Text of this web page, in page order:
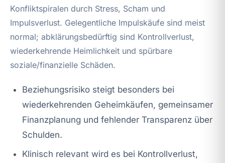
Konfliktspiralen durch Stress, Scham und
Impulsverlust. Gelegentliche Impulskäufe sind meist
normal; abklärungsbedürftig sind Kontrollverlust,
wiederkehrende Heimlichkeit und spürbare
soziale/finanzielle Schäden.
Beziehungsrisiko steigt besonders bei
wiederkehrenden Geheimkäufen, gemeinsamer
Finanzplanung und fehlender Transparenz über
Schulden.
Klinisch relevant wird es bei Kontrollverlust,